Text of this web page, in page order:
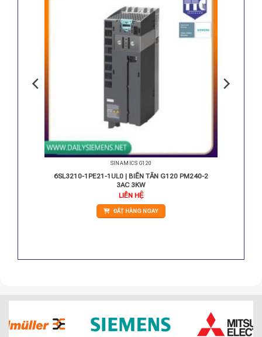
SINAMICS G120
6SL3210-1PE21-1UL0 | BIẾN TẦN G120 PM240-2
3AC 3KW
LIÊN HỆ
ĐẶT HÀNG NGAY